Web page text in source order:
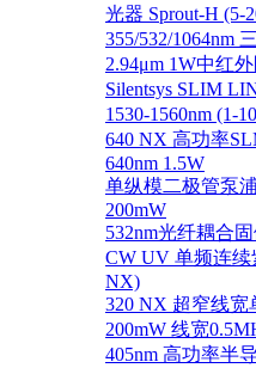
光器 Sprout-H (5-
355/532/1064nm
2.94μm 1W中红
Silentsys SLIM
1530-1560nm (1-
640 NX 高功率
640nm 1.5W
单纵模二极管泵
200mW
532nm光纤耦合
CW UV 单频连续
NX)
320 NX 超窄线宽
200mW 线宽
405nm 高功率半